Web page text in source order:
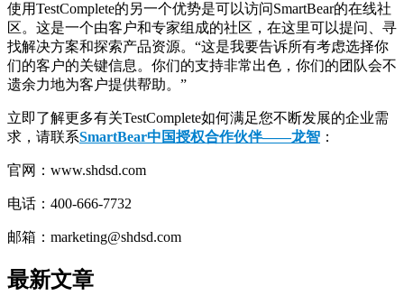
使用TestComplete的另一个优势是可以访问SmartBear的在线社
区。这是一个由客户和专家组成的社区，在这里可以提问、寻
找解决方案和探索产品资源。“这是我要告诉所有考虑选择你
们的客户的关键信息。你们的支持非常出色，你们的团队会不
遗余力地为客户提供帮助。”
立即了解更多有关TestComplete如何满足您不断发展的企业需
求，请联系SmartBear中国授权合作伙伴——龙智 ：
官网：www.shdsd.com
电话：400-666-7732
邮箱：marketing@shdsd.com
最新文章